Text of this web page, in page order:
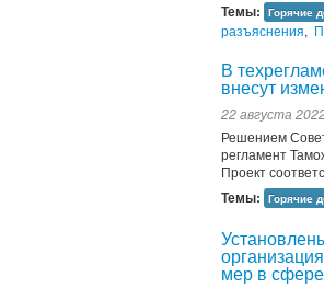
Темы: Горячие
разъяснения,
В
внесут
22 августа
Решением
регламент
Проект
Темы: Горячие
мер в